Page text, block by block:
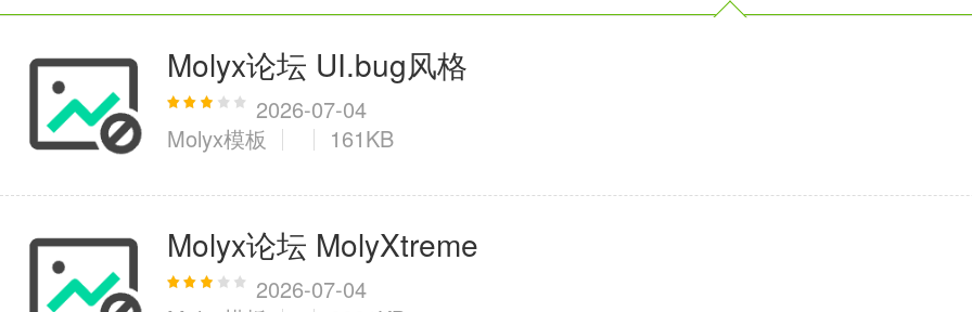
5千+款应用
2千+款应用
实用工具
2万+款应用
资讯阅读
1万+款应用
Molyx论坛 UI.bug风格
2026-07-04
Molyx模板
161KB
Molyx论坛 MolyXtreme
2026-07-04